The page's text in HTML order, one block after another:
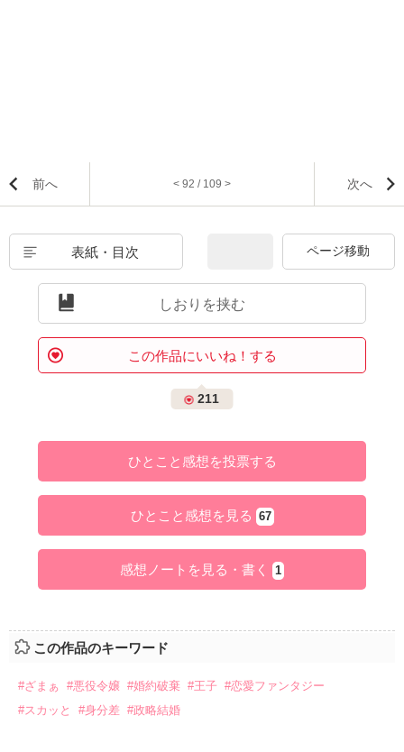
前へ < 92 / 109 > 次へ
表紙・目次
しおりを挟む
この作品にいいね！する
211
ひとこと感想を投票する
ひとこと感想を見る 67
感想ノートを見る・書く 1
この作品のキーワード
#ざまぁ #悪役令嬢 #婚約破棄 #王子 #恋愛ファンタジー
#スカッと
#身分差 #政略結婚